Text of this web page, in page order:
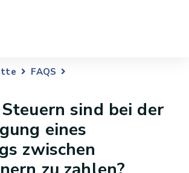
FAQS
sind bei der
eines
zwischen